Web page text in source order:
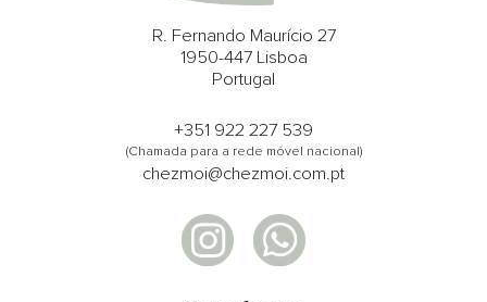
R. Fernando Maurício 27
1950-447 Lisboa
Portugal
+351 922 227 539
(Chamada para a rede móvel nacional)
chezmoi@chezmoi.com.pt